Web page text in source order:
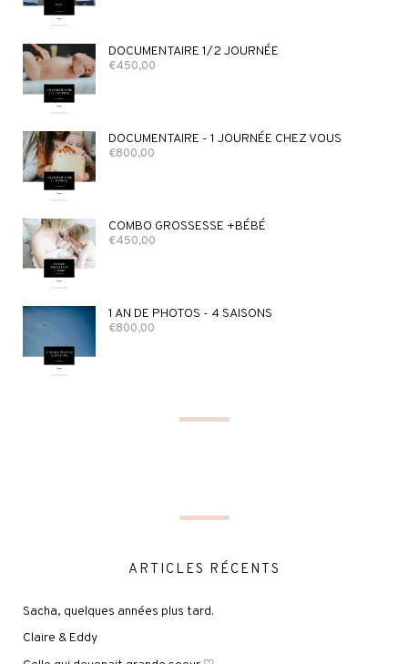
DOCUMENTAIRE 1/2 JOURNÉE
€450,00
DOCUMENTAIRE - 1 JOURNÉE CHEZ VOUS
€800,00
COMBO GROSSESSE +BÉBÉ
€450,00
1 AN DE PHOTOS - 4 SAISONS
€800,00
ARTICLES RÉCENTS
Sacha, quelques années plus tard.
Claire & Eddy